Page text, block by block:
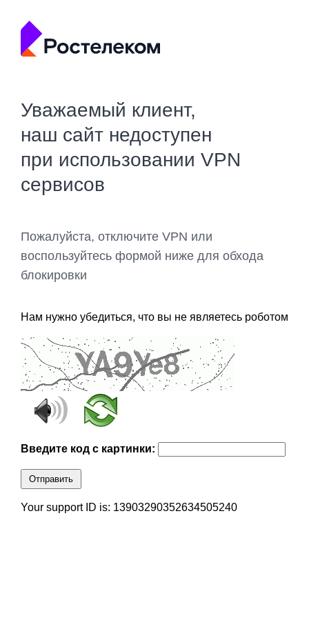
Уважаемый клиент,
наш сайт недоступен
при использовании VPN
сервисов
Пожалуйста, отключите VPN или
воспользуйтесь формой ниже для обхода
блокировки
Нам нужно убедиться, что вы не являетесь роботом
Введите код с картинки:
Отправить
Your support ID is: 13903290352634505240